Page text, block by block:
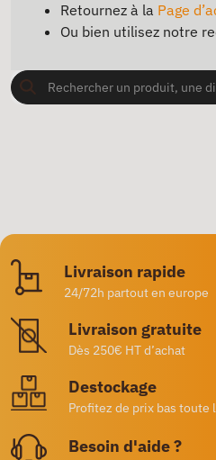
Retournez à la Page
Ou bien utilisez notre
Livraison rapide
24/72h partout en europe
Livraison gratuite
Dès 250€ HT d’achat
Destockage
Profitez de prix bas toute
Besoin d'aide ?